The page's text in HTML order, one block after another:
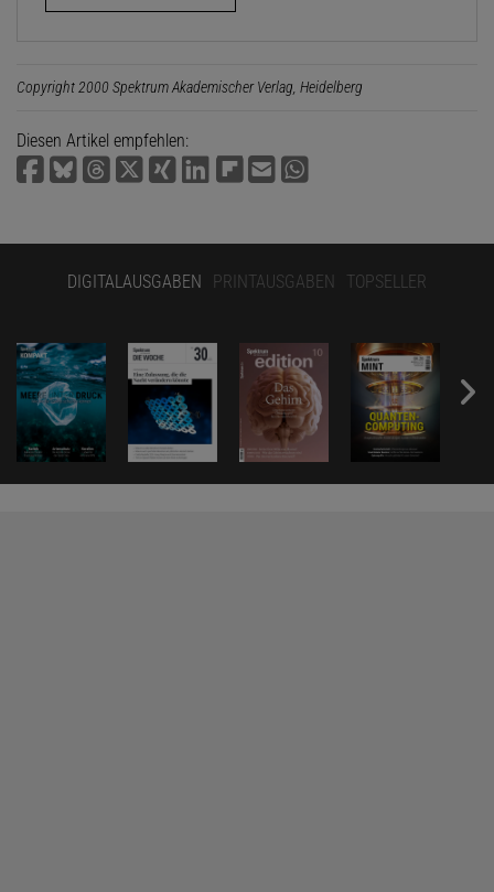
Copyright 2000 Spektrum Akademischer Verlag, Heidelberg
Diesen Artikel empfehlen:
DIGITALAUSGABEN PRINTAUSGABEN TOPSELLER